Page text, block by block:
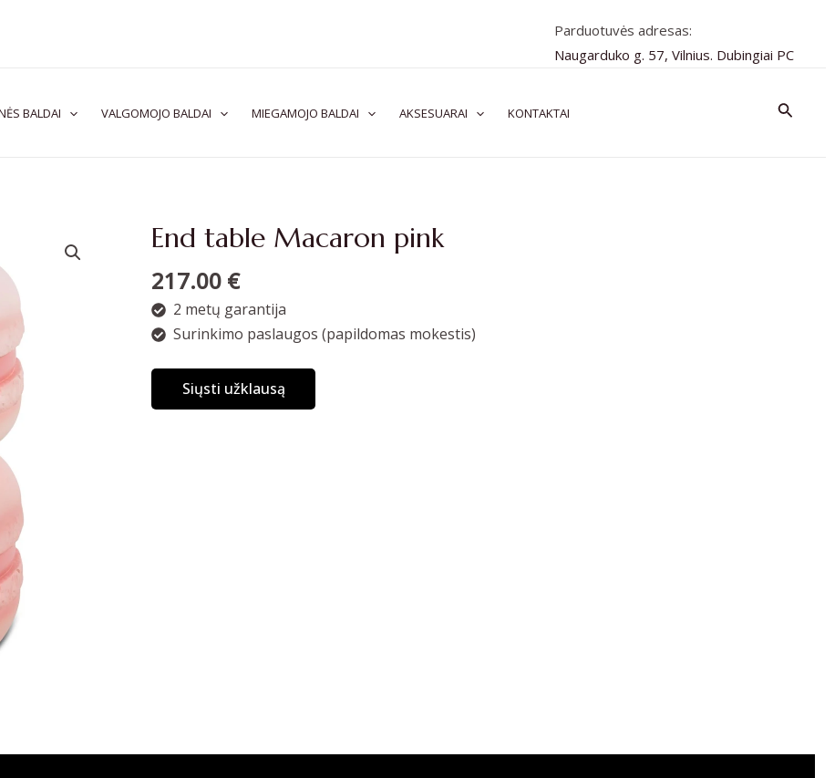
Parduotuvės adresas:
Naugarduko g. 57, Vilnius. Dubingiai PC
BALDAI VALGOMOJO BALDAI MIEGAMOJO BALDAI AKSESUARAI KONTAKTAI Paieška
End table Macaron pink
217.00 €
2 metų garantija
Surinkimo paslaugos (papildomas mokestis)
Siųsti užklausą